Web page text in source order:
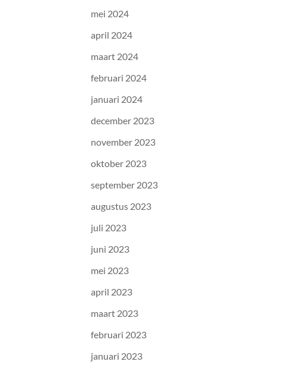
mei 2024
april 2024
maart 2024
februari 2024
januari 2024
december 2023
november 2023
oktober 2023
september 2023
augustus 2023
juli 2023
juni 2023
mei 2023
april 2023
maart 2023
februari 2023
januari 2023